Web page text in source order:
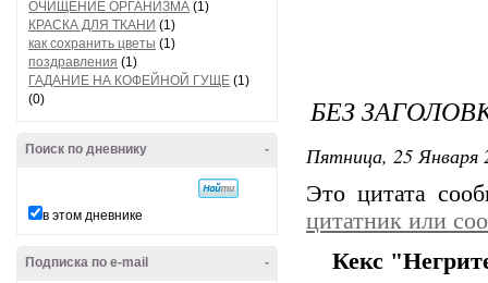
ОЧИЩЕНИЕ ОРГАНИЗМА (1)
КРАСКА ДЛЯ ТКАНИ (1)
как сохранить цветы (1)
поздравления (1)
ГАДАНИЕ НА КОФЕЙНОЙ ГУЩЕ (1)
(0)
-
Поиск по дневнику
в этом дневнике
-
Подписка по e-mail
БЕЗ
Пятница, 25 Января
Это цитата
цитатник или
Кекс